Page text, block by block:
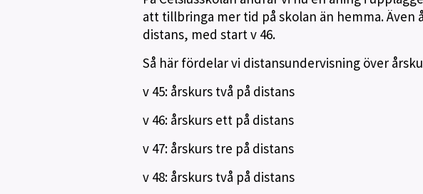
att tillbringa mer tid på skolan än hemma. Även
distans, med start v 46.
Så här fördelar vi distansundervisning över
v 45: årskurs två på distans
v 46: årskurs ett på distans
v 47: årskurs tre på distans
v 48: årskurs två på distans